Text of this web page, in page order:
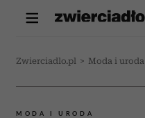
Zwierciadlo.pl > Moda i uroda
MODA I URODA